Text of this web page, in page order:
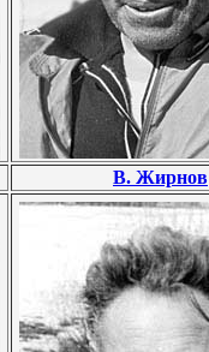
В. Жирнов